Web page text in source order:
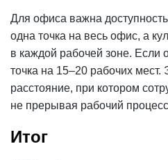
Для офиса важна
одна точка на весь офис, а
в каждой рабочей зоне.
точка на 15–20 рабочих мест.
расстояние, при котором
не прерывая рабочий
Итог